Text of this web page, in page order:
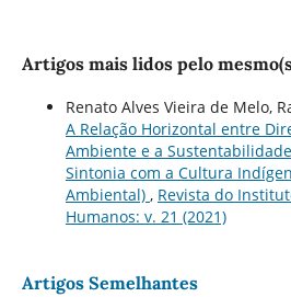
Artigos mais lidos pelo
Renato Alves Vieira de Melo,
A Relação Horizontal entre
Ambiente e a
Sintonia com a Cultura
Ambiental) , Revista do
Humanos: v. 21 (2021)
Artigos Semelhantes